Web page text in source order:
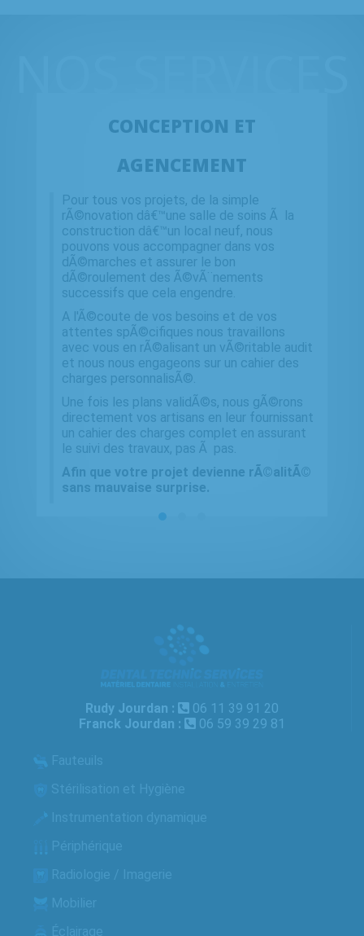
CONCEPTION ET
AGENCEMENT
Pour tous vos projets, de la simple
rÃ©novation dâ€™une salle de soins Ã la
construction dâ€™un local neuf, nous
pouvons vous accompagner dans vos
dÃ©marches et assurer le bon
dÃ©roulement des Ã©vÃ¨nements
successifs que cela engendre.
A l'Ã©coute de vos besoins et de vos
attentes spÃ©cifiques nous travaillons
avec vous en rÃ©alisant un vÃ©ritable audit
et nous nous engageons sur un cahier des
charges personnalisÃ©.
Une fois les plans validÃ©s, nous gÃ©rons
directement vos artisans en leur fournissant
un cahier des charges complet en assurant
le suivi des travaux, pas Ã pas.
Afin que votre projet devienne rÃ©alitÃ©
sans mauvaise surprise.
Rudy Jourdan :
06 11 39 91 20
Franck Jourdan :
06 59 39 29 81
Instrumentation dynamique